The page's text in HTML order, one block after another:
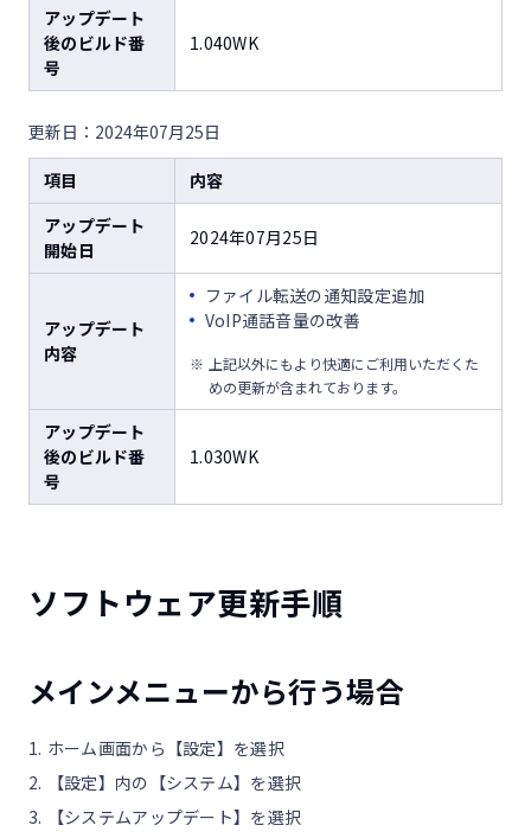
アップデート
後のビルド番
号
1.040WK
更新日：2024年07月25日
項目
内容
アップデート
開始日
2024年07月25日
アップデート
内容
ファイル転送の通知設定追加
VoIP通話音量の改善
上記以外にもより快適にご利用いただくた
めの更新が含まれております。
アップデート
後のビルド番
号
1.030WK
ソフトウェア更新手順
メインメニューから行う場合
ホーム画面から【設定】を選択
【設定】内の【システム】を選択
【システムアップデート】を選択